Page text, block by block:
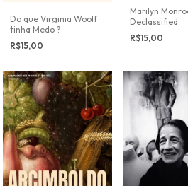
Do que Virginia Woolf
tinha Medo ?
R$15,00
Marilyn
Declassified
R$15,00